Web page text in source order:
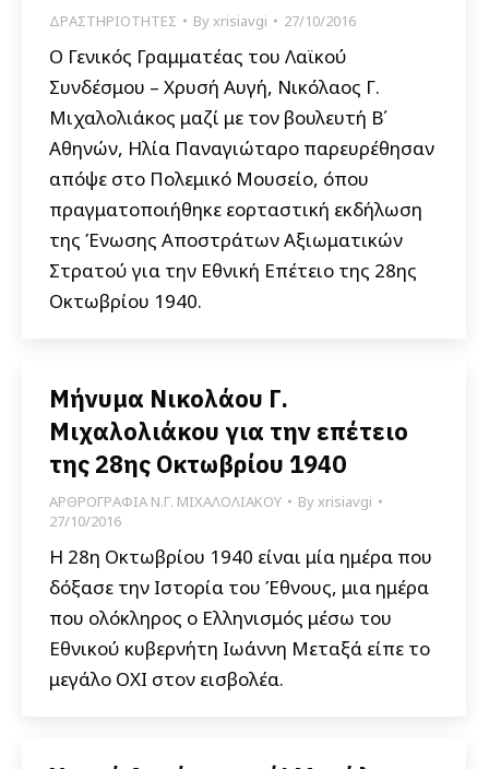
ΔΡΑΣΤΗΡΙΟΤΗΤΕΣ Byxrisiavgi 27/10/2016
Ο Γενικός Γραμματέας του Λαϊκού
Συνδέσμου – Χρυσή Αυγή, Νικόλαος Γ.
Μιχαλολιάκος μαζί με τον βουλευτή Β΄
Αθηνών, Ηλία Παναγιώταρο παρευρέθησαν
απόψε στο Πολεμικό Μουσείο, όπου
πραγματοποιήθηκε εορταστική εκδήλωση
της Ένωσης Αποστράτων Αξιωματικών
Στρατού για την Εθνική Επέτειο της 28ης
Οκτωβρίου 1940.
Μήνυμα Νικολάου Γ.
Μιχαλολιάκου για την επέτειο
της 28ης Οκτωβρίου 1940
ΑΡΘΡΟΓΡΑΦΙΑ Ν.Γ. ΜΙΧΑΛΟΛΙΑΚΟΥ Byxrisiavgi
27/10/2016
Η 28η Οκτωβρίου 1940 είναι μία ημέρα που
δόξασε την Ιστορία του Έθνους, μια ημέρα
που ολόκληρος ο Ελληνισμός μέσω του
Εθνικού κυβερνήτη Ιωάννη Μεταξά είπε το
μεγάλο ΟΧΙ στον εισβολέα.